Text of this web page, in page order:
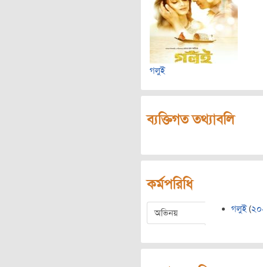
গলুই
ব্যক্তিগত তথ্যাবলি
কর্মপরিধি
অভিনয় গলুই(